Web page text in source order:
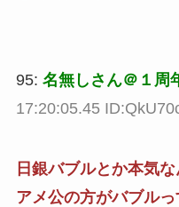
95: 名無しさん＠１周
17:20:05.45
日銀バブルとか本気
アメ公の方がバブルっ